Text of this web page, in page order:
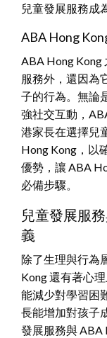
兒童發展服務成
ABA Hong
ABA Hong Kong
服務外，還因為
子的行為。無論
強社交互動，
港家長在選擇兒
Hong Kong，以
優勢，讓 ABA
必備步驟。
兒童發展服
義
除了生理與行為
Kong 還有著心
能減少對學習困
長能增加對孩子
發展服務與 ABA